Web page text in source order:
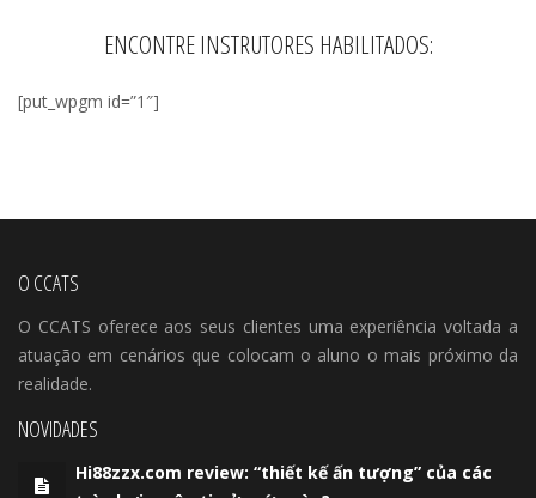
ENCONTRE INSTRUTORES HABILITADOS:
[put_wpgm id=”1″]
O CCATS
O CCATS oferece aos seus clientes uma experiência voltada a
atuação em cenários que colocam o aluno o mais próximo da
realidade.
NOVIDADES
Hi88zzx.com review: “thiết kế ấn tượng” của các